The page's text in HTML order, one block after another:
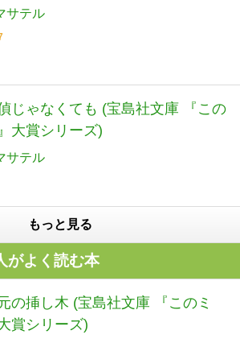
サテル
じゃなくても (宝島社文庫 『この
大賞シリーズ)
サテル
もっと見る
がよく読む本
の挿し木 (宝島社文庫 『このミ
賞シリーズ)